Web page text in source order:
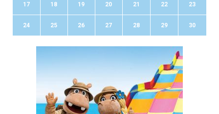
17 18 19 20 21 22 23
24 25 26 27 28 29 30